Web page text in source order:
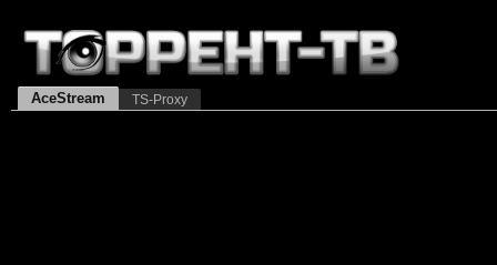
AceStream TS-Proxy